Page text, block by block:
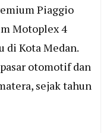
Piaggio
Motoplex 4
di Kota Medan.
otomotif dan
sejak tahun